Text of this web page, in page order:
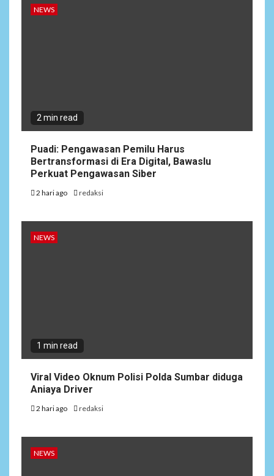
NEWS
2 min read
Puadi: Pengawasan Pemilu Harus
Bertransformasi di Era Digital, Bawaslu
Perkuat Pengawasan Siber
2 hari ago redaksi
NEWS
1 min read
Viral Video Oknum Polisi Polda Sumbar diduga
Aniaya Driver
2 hari ago redaksi
NEWS